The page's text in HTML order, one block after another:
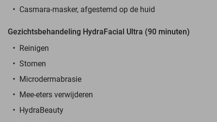
Casmara-masker, afgestemd op de huid
Gezichtsbehandeling HydraFacial Ultra (90 minuten)
Reinigen
Stomen
Microdermabrasie
Mee-eters verwijderen
HydraBeauty